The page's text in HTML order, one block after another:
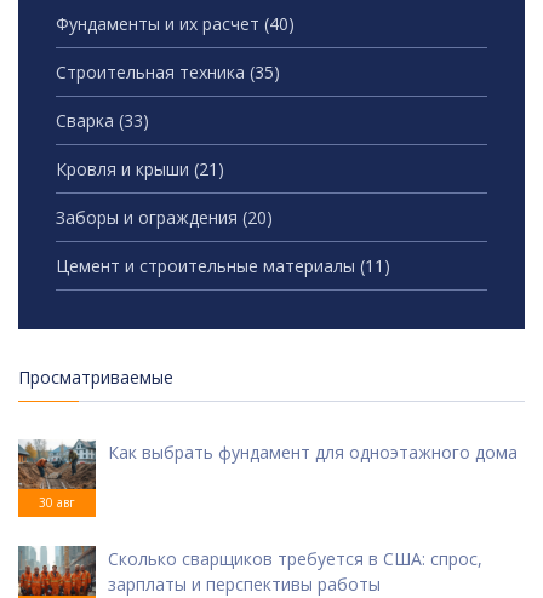
Фундаменты и их расчет (40)
Строительная техника (35)
Сварка (33)
Кровля и крыши (21)
Заборы и ограждения (20)
Цемент и строительные материалы (11)
Просматриваемые
30 авг
Как выбрать фундамент для одноэтажного дома
Сколько сварщиков требуется в США: спрос,
зарплаты и перспективы работы